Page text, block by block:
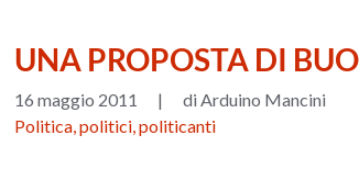
UNA PROPOSTA DI
16 maggio 2011 |
di Arduino Mancini
Politica, politici, politicanti